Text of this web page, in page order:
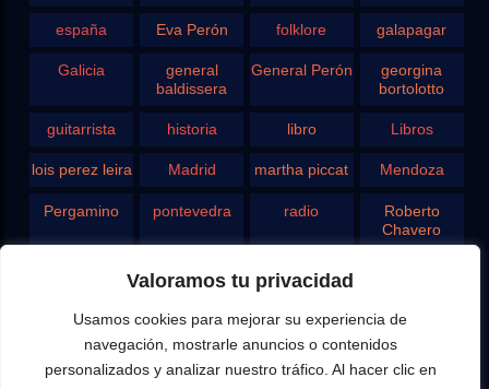
Valoramos tu privacidad
Usamos cookies para mejorar su experiencia de
navegación, mostrarle anuncios o contenidos
personalizados y analizar nuestro tráfico. Al hacer clic en
españa Eva Perón folklore galapagar
Galicia
general
baldissera
General Perón
georgina
bortolotto
guitarrista historia libro Libros
lois perez leira Madrid martha piccat Mendoza
Pergamino pontevedra radio
Roberto
Chavero
san juan
Tango teatro television vigo
yupanqui